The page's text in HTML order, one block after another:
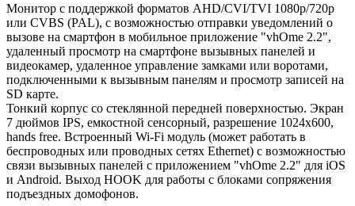
Монитор с поддержкой форматов AHD/CVI/TVI 1080р/720p
или CVBS (PAL), с возможностью отправки уведомлений о
вызове на смартфон в мобильное приложение "vhOme 2.2",
удаленный просмотр на смартфоне вызывных панелей и
видеокамер, удаленное управление замками или воротами,
подключенными к вызывным панелям и просмотр записей на
SD карте.
Тонкий корпус со стеклянной передней поверхностью. Экран
7 дюймов IPS, емкостной сенсорный, разрешение 1024x600,
hands free. Встроенный Wi-Fi модуль (может работать в
беспроводных или проводных сетях Ethernet) с возможностью
связи вызывных панелей с приложением "vhOme 2.2" для iOS
и Android. Выход HOOK для работы с блоками сопряжения
подъездных домофонов.